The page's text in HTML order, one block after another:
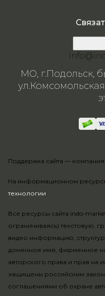
На информационном
технологии.
Все ресурсы сайта indo-
ограничиваясь) текстовую,
видео информацию,
доменное имя, фирменное
авторского права и прав на
защищены российским
соглашениями об охране
МО, г.Подольск,
Поддержка сайта —